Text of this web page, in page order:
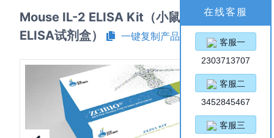
Mouse IL-2 ELISA Kit（小鼠白细胞介素2
ELISA试剂盒）
一键复制产品信息
在线客服
客服一
2303713707
客服二
3452845467
客服三